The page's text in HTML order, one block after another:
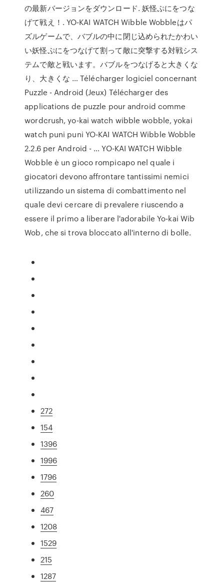
の最新バージョンをダウンロード. 妖怪ぷにをつな
げて戦え！. YO-KAI WATCH Wibble Wobbleはパ
ズルゲームで、バブルの中に閉じ込められたかわい
い妖怪ぷにをつなげて割って敵に突撃する対戦シス
テムで敵と戦います。バブルをつなげると大きくな
り、大きくな … Télécharger logiciel concernant
Puzzle - Android (Jeux) Télécharger des
applications de puzzle pour android comme
wordcrush, yo-kai watch wibble wobble, yokai
watch puni puni YO-KAI WATCH Wibble Wobble
2.2.6 per Android - … YO-KAI WATCH Wibble
Wobble è un gioco rompicapo nel quale i
giocatori devono affrontare tantissimi nemici
utilizzando un sistema di combattimento nel
quale devi cercare di prevalere riuscendo a
essere il primo a liberare l'adorabile Yo-kai Wib
Wob, che si trova bloccato all'interno di bolle.
272
154
1396
1996
1796
260
467
1208
1529
215
1287